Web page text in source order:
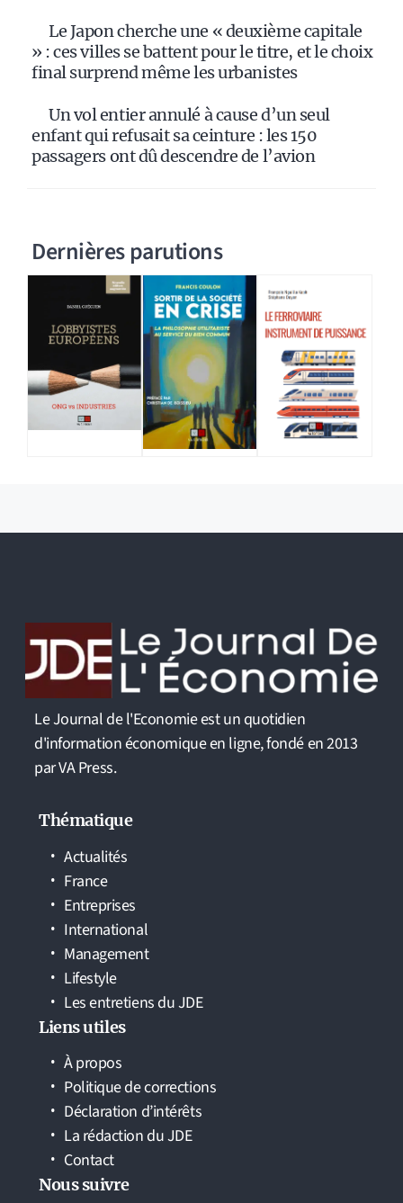
Le Japon cherche une « deuxième capitale
» : ces villes se battent pour le titre, et le choix
final surprend même les urbanistes
Un vol entier annulé à cause d’un seul
enfant qui refusait sa ceinture : les 150
passagers ont dû descendre de l’avion
Dernières parutions
Le Journal de l'Economie est un quotidien
d'information économique en ligne, fondé en 2013
par VA Press.
Thématique
Actualités
France
Entreprises
International
Management
Lifestyle
Les entretiens du JDE
Liens utiles
À propos
Politique de corrections
Déclaration d’intérêts
La rédaction du JDE
Contact
Nous suivre